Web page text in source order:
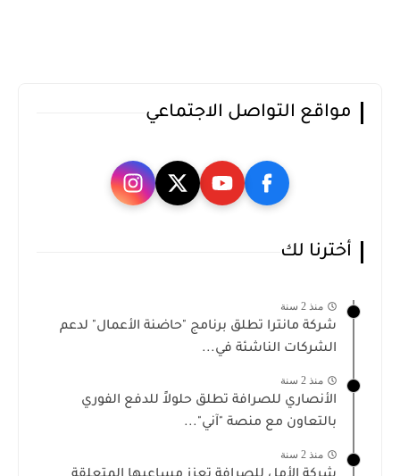
مواقع التواصل الاجتماعي
أخترنا لك
منذ 2 سنة
شركة مانترا تطلق برنامج "حاضنة الأعمال" لدعم
الشركات الناشئة في...
منذ 2 سنة
الأنصاري للصرافة تطلق حلولاً للدفع الفوري
بالتعاون مع منصة "آني"...
منذ 2 سنة